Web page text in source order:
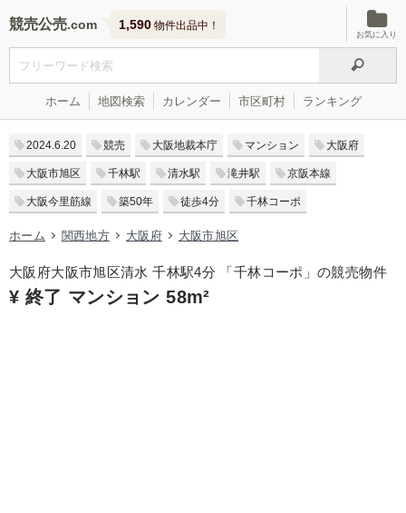
競売公売 1,590 物件出品中！
お気に入り
ホーム 地図検索 カレンダー 市区町村 ランキング
2024.6.20 競売 大阪地裁本庁 マンション 大阪府
大阪市旭区 千林駅 清水駅 滝井駅 京阪本線
大阪今里筋線 築50年 徒歩4分 千林コーポ
ホーム 関西地方 大阪府 大阪市旭区
大阪府大阪市旭区清水 千林駅4分 「千林コーポ」の競売物件
¥ 終了 マンション 58m²